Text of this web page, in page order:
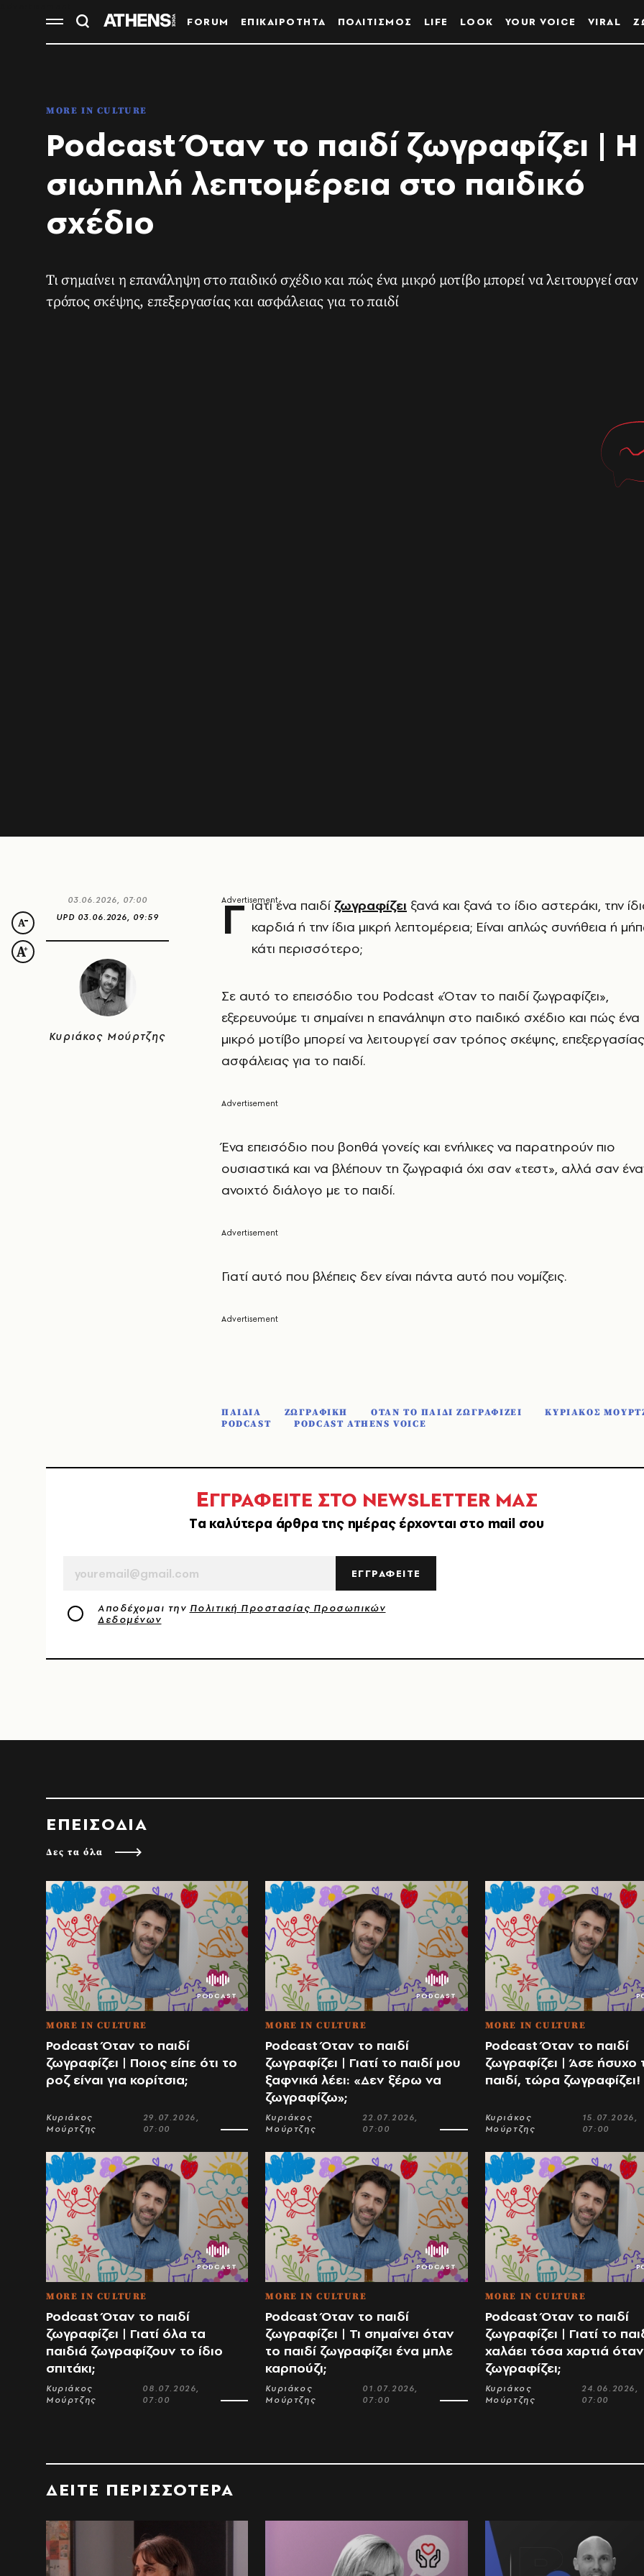
FORUM ΕΠΙΚΑΙΡΟΤΗΤΑ ΠΟΛΙΤΙΣΜΟΣ LIFE LOOK YOUR VOICE VIRAL
MORE IN CULTURE
Podcast Όταν το παιδί ζωγραφίζει | Η
σιωπηλή λεπτομέρεια στο παιδικό
σχέδιο
Τι σημαίνει η επανάληψη στο παιδικό σχέδιο και πώς ένα μικρό μοτίβο μπορεί να λειτουργεί σαν
τρόπος σκέψης, επεξεργασίας και ασφάλειας για το παιδί
03.06.2026, 07:00
UPD 03.06.2026, 09:59
Κυριάκος Μούρτζης
Γ ιατί ένα παιδί ζωγραφίζει ξανά και ξανά το ίδιο αστεράκι, την
καρδιά ή την ίδια μικρή λεπτομέρεια; Είναι απλώς συνήθεια ή
κάτι περισσότερο;
Σε αυτό το επεισόδιο του Podcast «Όταν το παιδί ζωγραφίζει»,
εξερευνούμε τι σημαίνει η επανάληψη στο παιδικό σχέδιο και πώς ένα
μικρό μοτίβο μπορεί να λειτουργεί σαν τρόπος σκέψης,
ασφάλειας για το παιδί.
Ένα επεισόδιο που βοηθά γονείς και ενήλικες να παρατηρούν πιο
ουσιαστικά και να βλέπουν τη ζωγραφιά όχι σαν «τεστ», αλλά σαν
ανοιχτό διάλογο με το παιδί.
Γιατί αυτό που βλέπεις δεν είναι πάντα αυτό που νομίζεις.
ΠΑΙΔΙΑ ΖΩΓΡΑΦΙΚΗ ΟΤΑΝ ΤΟ ΠΑΙΔΙ ΖΩΓΡΑΦΙΖΕΙ
ΚΥΡΙΑΚΟΣ
PODCAST
PODCAST ATHENS VOICE
ΕΓΓΡΑΦΕΙΤΕ ΣΤΟ NEWSLETTER ΜΑΣ
Tα καλύτερα άρθρα της ημέρας έρχονται στο mail σου
ΕΓΓΡΑΦΕΙΤΕ
Αποδέχομαι την Πολιτική Προστασίας Προσωπικών
Δεδομένων
ΕΠΕΙΣΟΔΙΑ
Δες τα όλα
MORE IN CULTURE
Podcast Όταν το παιδί
ζωγραφίζει | Ποιος είπε ότι το
ροζ είναι για κορίτσια;
Κυριάκος
Μούρτζης
29.07.2026,
07:00
MORE IN CULTURE
Podcast Όταν το παιδί
ζωγραφίζει | Γιατί το παιδί μου
ξαφνικά λέει: «Δεν ξέρω να
ζωγραφίζω»;
Κυριάκος
Μούρτζης
22.07.2026,
07:00
MORE IN CULTURE
Podcast Όταν το παιδί
ζωγραφίζει | Άσε ήσυχο
παιδί, τώρα ζωγραφίζει!
Κυριάκος
Μούρτζης
15.07.2026,
07:00
MORE IN CULTURE
Podcast Όταν το παιδί
ζωγραφίζει | Γιατί όλα τα
παιδιά ζωγραφίζουν το ίδιο
σπιτάκι;
Κυριάκος
Μούρτζης
08.07.2026,
07:00
MORE IN CULTURE
Podcast Όταν το παιδί
ζωγραφίζει | Τι σημαίνει όταν
το παιδί ζωγραφίζει ένα μπλε
καρπούζι;
Κυριάκος
Μούρτζης
01.07.2026,
07:00
MORE IN CULTURE
Podcast Όταν το παιδί
ζωγραφίζει | Γιατί το
χαλάει τόσα χαρτιά όταν
ζωγραφίζει;
Κυριάκος
Μούρτζης
24.06.2026,
07:00
ΔΕΙΤΕ ΠΕΡΙΣΣΟΤΕΡΑ